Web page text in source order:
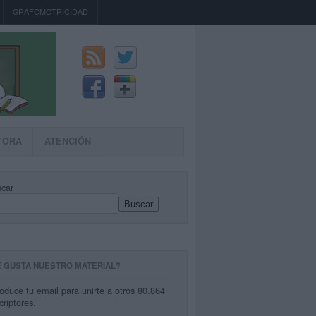
GRAFOMOTRICIDAD
ATENCIÓN
Buscar
GUSTA NUESTRO MATERIAL?
tu email para unirte a otros 80.864